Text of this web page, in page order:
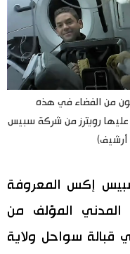
يتحدثون من الفضاء في هذه
عليها رويترز من شركة سبيس
أرشيف)
إكس المعروفة
4) بطاقمها المدني المؤلف من
قبالة سواحل ولاية